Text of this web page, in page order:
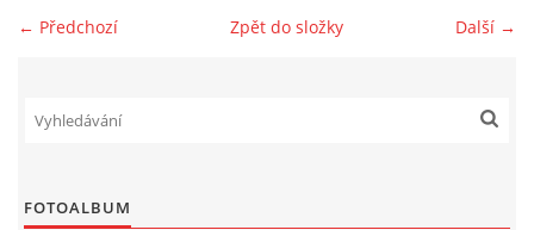
← Předchozí Další →
Zpět do složky
FOTOALBUM